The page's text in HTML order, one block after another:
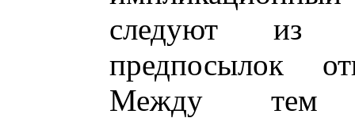
следуют из
предпосылок
Между тем